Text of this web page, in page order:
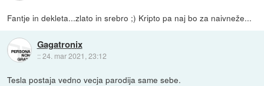
Fantje in dekleta...zlato in srebro ;) Kripto pa naj bo za naivneže...
Gagatronix
::24. mar 2021, 23:12
Tesla postaja vedno vecja parodija same sebe.